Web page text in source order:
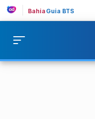
Bahia Guia BTS